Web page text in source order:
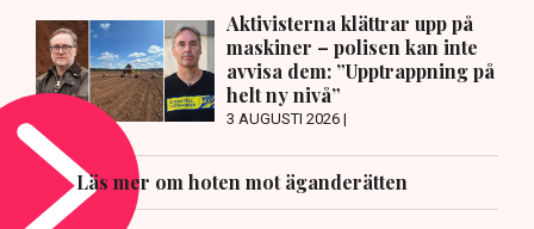
Aktivisterna klättrar upp på
maskiner – polisen kan inte
avvisa dem: ”Upptrappning på
helt ny nivå”
3 AUGUSTI 2026 |
Läs mer om hoten mot äganderätten